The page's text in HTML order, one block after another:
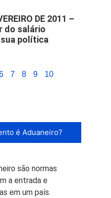
DE 2011 –
do salário
sua política
7 8 9 10
é Aduaneiro?
são normas
a entrada e
em um país.